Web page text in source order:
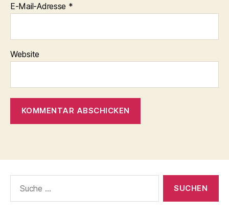
E-Mail-Adresse *
Website
nach: